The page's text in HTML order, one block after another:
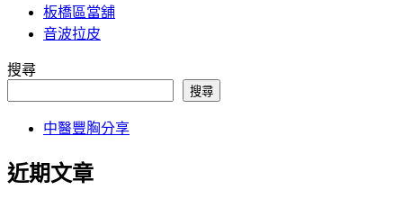
板橋區當舖
音波拉皮
搜尋
搜尋
中醫豐胸分享
近期文章